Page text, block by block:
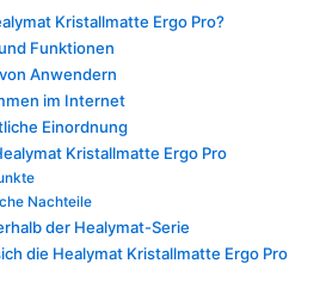
Kristallmatte Ergo Pro?
Funktionen
Anwendern
im Internet
Einordnung
Kristallmatte Ergo Pro
Nachteile
der Healymat-Serie
die Healymat Kristallmatte Ergo Pro